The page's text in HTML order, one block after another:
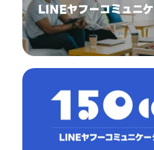
LINEヤフーコミュニ